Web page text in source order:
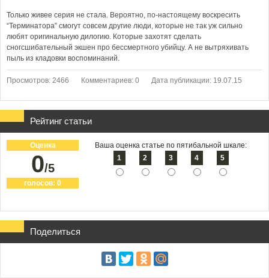
Только живее серия не стала. Вероятно, по-настоящему воскресить
“Терминатора” смогут совсем другие люди, которые не так уж сильно
любят оригинальную дилогию. Которые захотят сделать
сногсшибательный экшен про бессмертного убийцу. А не вытряхивать
пыль из кладовки воспоминаний.
Просмотров: 2466 Комментариев: 0 Дата публикации: 19.07.15
Рейтинг статьи
Оценка
0/5
голосов: 0
Ваша оценка статье по пятибальной шкале:
1
2 3 4 5
Поделиться